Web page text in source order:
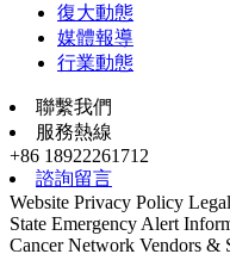
復大動態
媒體報導
行業動態
聯繫我們
服務熱線
+86 18922261712
諮詢留言
Website Privacy Policy
State Emergency Alert
Cancer Network Vendors &